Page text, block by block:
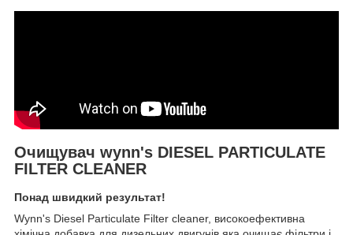
Очищувач wynn's DIESEL PARTICULATE
FILTER CLEANER
Понад швидкий результат!
Wynn's Diesel Particulate Filter cleaner, високоефективна